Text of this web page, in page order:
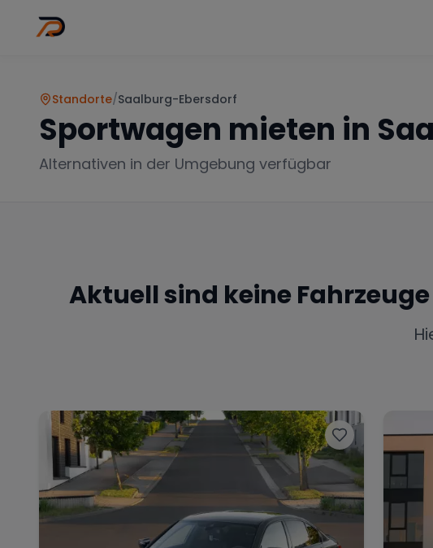
Standorte/Saalburg-Ebersdorf
Sportwagen mieten in
Alternativen in der Umgebung verfügbar
Aktuell sind keine